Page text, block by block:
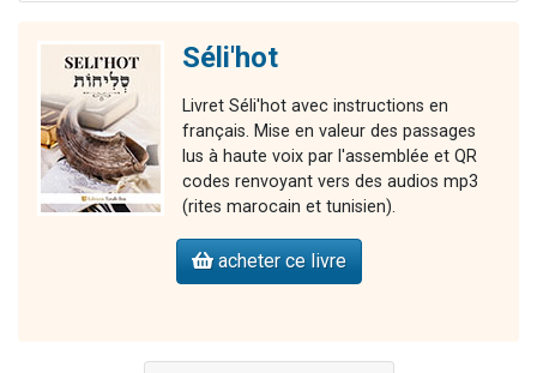
Séli'hot
Livret Séli'hot avec instructions en
français. Mise en valeur des passages
lus à haute voix par l'assemblée et QR
codes renvoyant vers des audios mp3
(rites marocain et tunisien).
acheter ce livre